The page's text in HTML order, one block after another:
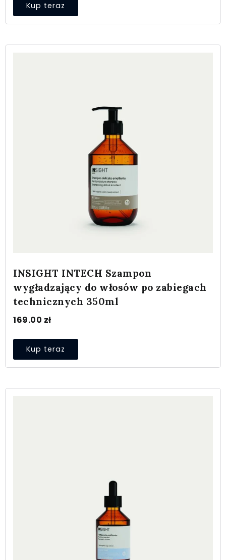
Kup teraz
INSIGHT INTECH Szampon
wygładzający do włosów po zabiegach
technicznych 350ml
169.00 zł
Kup teraz